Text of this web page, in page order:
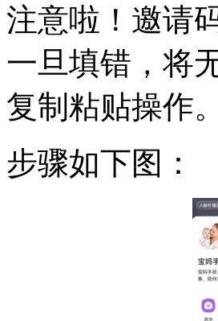
注意啦！邀请
一旦填错，将
复制粘贴操作。
步骤如下图：